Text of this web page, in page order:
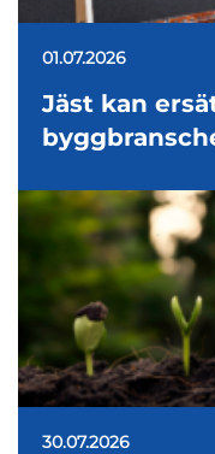
01.07.2026
Jäst kan
30.07.2026